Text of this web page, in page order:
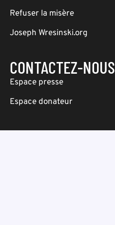
Refuser la misère
Joseph Wresinski.org
CONTACTEZ-NOUS
Espace presse
Espace donateur